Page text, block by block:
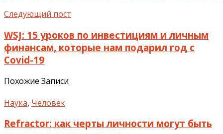
Следующий пост
WSJ: 15 уроков по инвестициям и личным
финансам, которые нам подарил год с
Covid-19
Похожие Записи
Наука, Человек
Refractor: как черты личности могут быть